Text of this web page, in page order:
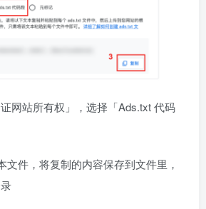
网站所有权」，选择「Ads.txt 代码
文件，将复制的内容保存到文件里，